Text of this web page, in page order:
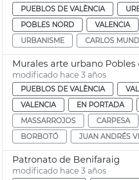
PUEBLOS DE VALÈNCIA
POBLES NORD
VALENCIA
URBANISME
CARLOS
Murales arte urbano Pobles
modificado hace 3 años
PUEBLOS DE VALÈNCIA
VALENCIA
EN PORTADA
MASSARROJOS
CARPESA
BORBOTÓ
JUAN ANDRÉS
Patronato de Benifaraig
modificado hace 3 años